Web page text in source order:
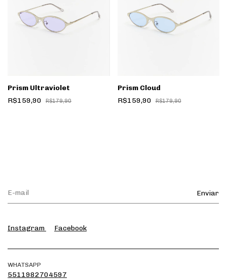
Prism Ultraviolet
R$159,90
R$179,90
Prism Cloud
R$159,90
R$179,90
Instagram Facebook
WHATSAPP
5511982704597